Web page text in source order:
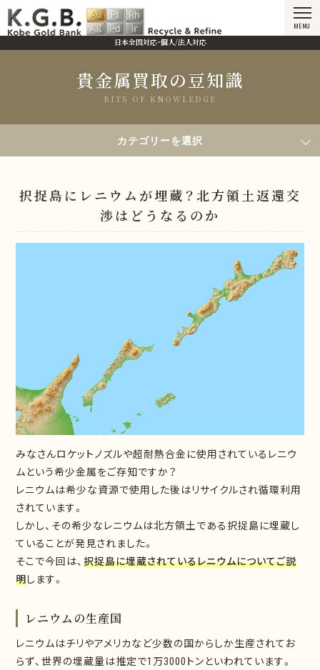
日本全国対応・個人/法人対応
MENU
貴金属買取の豆知識
BITS OF KNOWLEDGE
択捉島にレニウムが埋蔵？北方領土返還交渉はどうなるのか
カテゴリーを選択
択捉島にレニウムが埋蔵？北方領土返還交
渉はどうなるのか
みなさんロケットノズルや超耐熱合金に使用されているレニウ
ムという希少金属をご存知ですか？
レニウムは希少な資源で使用した後はリサイクルされ循環利用
されています。
しかし、その希少なレニウムは北方領土である択捉島に埋蔵し
ていることが発見されました。
そこで今回は、択捉島に埋蔵されているレニウムについてご説
明します。
レニウムの生産国
レニウムはチリやアメリカなど少数の国からしか生産されてお
らず、世界の埋蔵量は推定で1万3000トンといわれています。